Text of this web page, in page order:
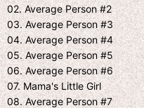
02. Average Person #2
03. Average Person #3
04. Average Person #4
05. Average Person #5
06. Average Person #6
07. Mama's Little Girl
08. Average Person #7